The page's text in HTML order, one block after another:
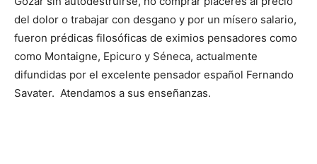
del dolor o trabajar con desgano y por un mísero salario,
fueron prédicas filosóficas de eximios pensadores como
como Montaigne, Epicuro y Séneca, actualmente
difundidas por el excelente pensador español Fernando
Savater. Atendamos a sus enseñanzas.